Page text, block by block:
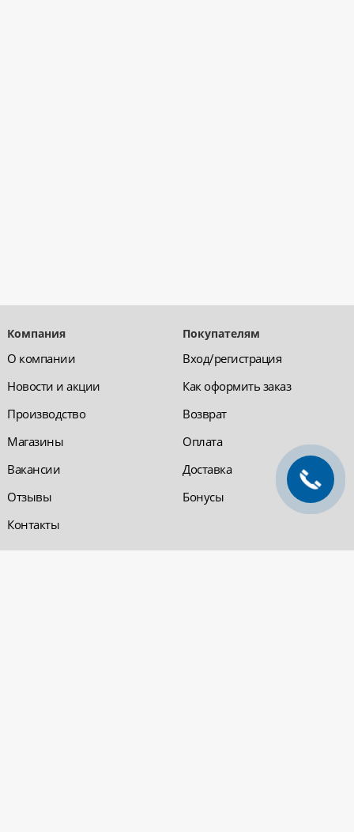
Компания
О компании
Новости и акции
Производство
Магазины
Вакансии
Отзывы
Контакты
Покупателям
Вход/регистрация
Как оформить заказ
Возврат
Оплата
Доставка
Бонусы
Обратная связь Компания «220 ВСЯ